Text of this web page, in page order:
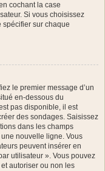
cochant la case
Si vous choisissez
spécifier sur chaque
le premier message d’un
en-dessous du
pas disponible, il est
des sondages. Saisissez
dans les champs
nouvelle ligne. Vous
peuvent insérer en
utilisateur ». Vous pouvez
autoriser ou non les